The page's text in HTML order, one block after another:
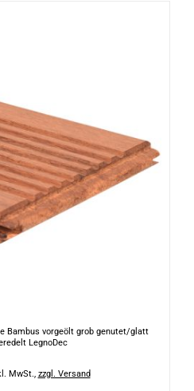
Bambus vorgeölt grob genutet/glatt
LegnoDec
MwSt., zzgl. Versand